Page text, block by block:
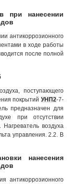
при нанесении
антикоррозионного
в ходе работы
после полной
поступающего
покрытий УНП2-7-
предназначен для
при отсутствии
воздуха
управления. 2.2. В
нанесения
антикоррозионного